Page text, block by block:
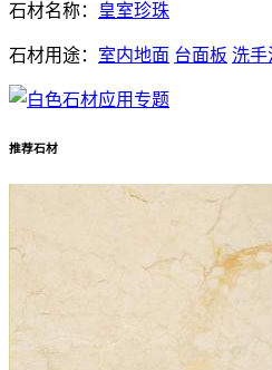
石材名称： 皇室珍珠
石材用途： 室内地面 台面板 洗手
推荐石材